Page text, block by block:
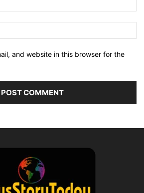
and website in this browser for the